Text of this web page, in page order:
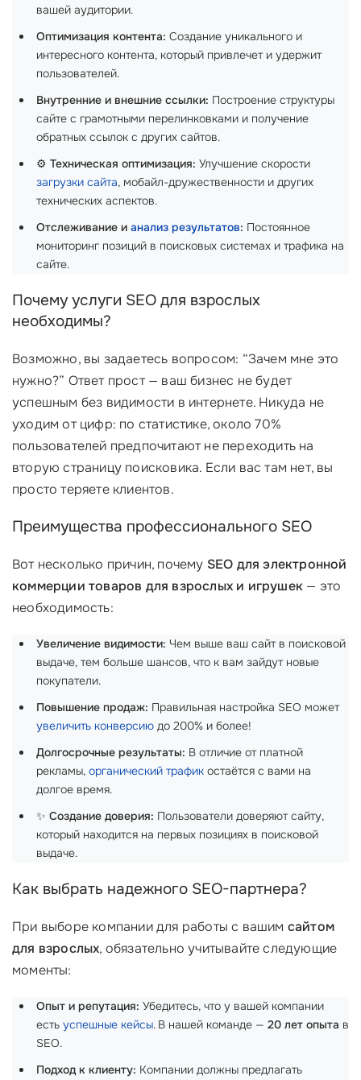
вашей аудитории.
Оптимизация контента: Создание уникального и
интересного контента, который привлечет и удержит
пользователей.
Внутренние и внешние ссылки: Построение структуры
сайте с грамотными перелинковками и получение
обратных ссылок с других сайтов.
⚙️ Техническая оптимизация: Улучшение скорости
загрузки сайта, мобайл-дружественности и других
технических аспектов.
Отслеживание и анализ результатов: Постоянное
мониторинг позиций в поисковых системах и трафика на
сайте.
Почему услуги SEO для взрослых
необходимы?
Возможно, вы задаетесь вопросом: “Зачем мне это
нужно?” Ответ прост — ваш бизнес не будет
успешным без видимости в интернете. Никуда не
уходим от цифр: по статистике, около 70%
пользователей предпочитают не переходить на
вторую страницу поисковика. Если вас там нет, вы
просто теряете клиентов.
Преимущества профессионального SEO
Вот несколько причин, почему SEO для электронной
коммерции товаров для взрослых и игрушек — это
необходимость:
Увеличение видимости: Чем выше ваш сайт в поисковой
выдаче, тем больше шансов, что к вам зайдут новые
покупатели.
Повышение продаж: Правильная настройка SEO может
увеличить конверсию до 200% и более!
Долгосрочные результаты: В отличие от платной
рекламы, органический трафик остаётся с вами на
долгое время.
✨ Создание доверия: Пользователи доверяют сайту,
который находится на первых позициях в поисковой
выдаче.
Как выбрать надежного SEO-партнера?
При выборе компании для работы с вашим сайтом
для взрослых, обязательно учитывайте следующие
моменты:
Опыт и репутация: Убедитесь, что у вашей компании
есть успешные кейсы. В нашей команде — 20 лет опыта в
SEO.
Подход к клиенту: Компании должны предлагать